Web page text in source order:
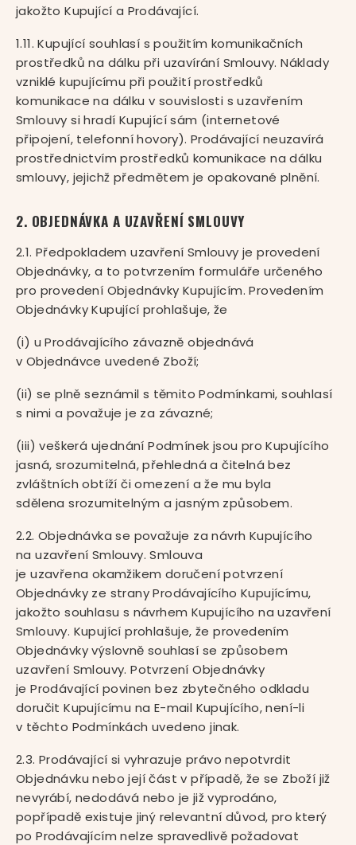
jakožto Kupující a Prodávající.
1.11. Kupující souhlasí s použitím komunikačních
prostředků na dálku při uzavírání Smlouvy. Náklady
vzniklé kupujícímu při použití prostředků
komunikace na dálku v souvislosti s uzavřením
Smlouvy si hradí Kupující sám (internetové
připojení, telefonní hovory). Prodávající neuzavírá
prostřednictvím prostředků komunikace na dálku
smlouvy, jejichž předmětem je opakované plnění.
2. OBJEDNÁVKA A UZAVŘENÍ SMLOUVY
2.1. Předpokladem uzavření Smlouvy je provedení
Objednávky, a to potvrzením formuláře určeného
pro provedení Objednávky Kupujícím. Provedením
Objednávky Kupující prohlašuje, že
(i) u Prodávajícího závazně objednává
v Objednávce uvedené Zboží;
(ii) se plně seznámil s těmito Podmínkami, souhlasí
s nimi a považuje je za závazné;
(iii) veškerá ujednání Podmínek jsou pro Kupujícího
jasná, srozumitelná, přehledná a čitelná bez
zvláštních obtíží či omezení a že mu byla
sdělena srozumitelným a jasným způsobem.
2.2. Objednávka se považuje za návrh Kupujícího
na uzavření Smlouvy. Smlouva
je uzavřena okamžikem doručení potvrzení
Objednávky ze strany Prodávajícího Kupujícímu,
jakožto souhlasu s návrhem Kupujícího na uzavření
Smlouvy. Kupující prohlašuje, že provedením
Objednávky výslovně souhlasí se způsobem
uzavření Smlouvy. Potvrzení Objednávky
je Prodávající povinen bez zbytečného odkladu
doručit Kupujícímu na E-mail Kupujícího, není-li
v těchto Podmínkách uvedeno jinak.
2.3. Prodávající si vyhrazuje právo nepotvrdit
Objednávku nebo její část v případě, že se Zboží již
nevyrábí, nedodává nebo je již vyprodáno,
popřípadě existuje jiný relevantní důvod, pro který
po Prodávajícím nelze spravedlivě požadovat